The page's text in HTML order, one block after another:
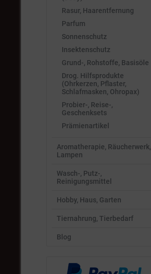
Rasur, Haarentfernung
Parfum
Sonnenschutz
Insektenschutz
Grund-, Rohstoffe, Basisöle
Drog. Hilfsprodukte
(Ohrkerzen, Pflaster,
Schlafmasken, Ohropax)
Probier-, Reise-,
Geschenksets
Prämienartikel
Aromatherapie, Räucherwerk,
Lampen
Wasch-, Putz-,
Reinigungsmittel
Hobby, Haus, Garten
Tiernahrung, Tierbedarf
Blog